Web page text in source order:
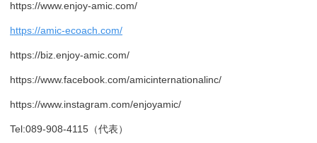
https://www.enjoy-amic.com/
https://amic-ecoach.com/
https://biz.enjoy-amic.com/
https://www.facebook.com/amicinternationalinc/
https://www.instagram.com/enjoyamic/
Tel:089-908-4115（代表）